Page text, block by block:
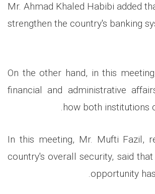
Mr. Ahmad Khaled Habibi added
strengthen the country's banking
On the other hand, in this
financial and administrative
how both institutions
In this meeting, Mr. Mufti Fazil,
country's overall security, said
opportunity